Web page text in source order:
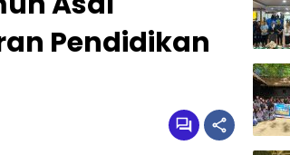
Pendidikan